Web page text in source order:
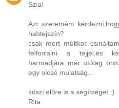
Szia!
Azt szeretném
habtejszín?
csak mert múltkor
felforralni a tejjel,és
harmadjára már utólag
egy olcsó mulatság...
köszi előre is a segítséget :)
Rita